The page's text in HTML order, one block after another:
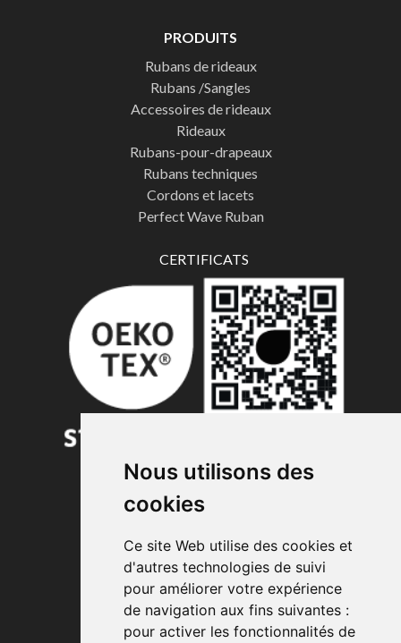
Nous utilisons des
cookies
Ce site Web utilise des cookies et
d'autres technologies de suivi
pour améliorer votre expérience
de navigation aux fins suivantes :
pour activer les fonctionnalités de
PRODUITS
Rubans de rideaux
Rubans /Sangles
Accessoires de rideaux
Rideaux
Rubans-pour-drapeaux
Rubans techniques
Cordons et lacets
Perfect Wave Ruban
CERTIFICATS
TRAVAILLE AVEC NOUS
LÉGAL
Politique de confidentialité
Politique de cookies